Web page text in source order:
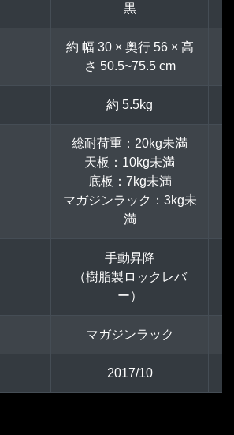
黒
約 幅 30 × 奥行 56 × 高
さ 50.5~75.5 cm
約 5.5kg
総耐荷重：20kg未満
天板：10kg未満
底板：7kg未満
マガジンラック：3kg未
満
手動昇降
（樹脂製ロックレバ
ー）
マガジンラック
2017/10